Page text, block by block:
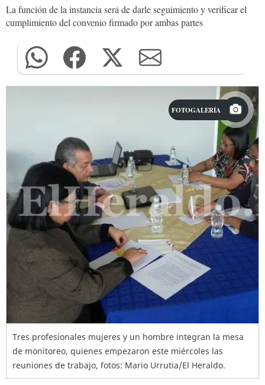
La función de la instancia será de darle seguimiento y verificar el
cumplimiento del convenio firmado por ambas partes
FOTOGALERÍA
Tres profesionales mujeres y un hombre integran la mesa
de monitoreo, quienes empezaron este miércoles las
reuniones de trabajo, fotos: Mario Urrutia/El Heraldo.